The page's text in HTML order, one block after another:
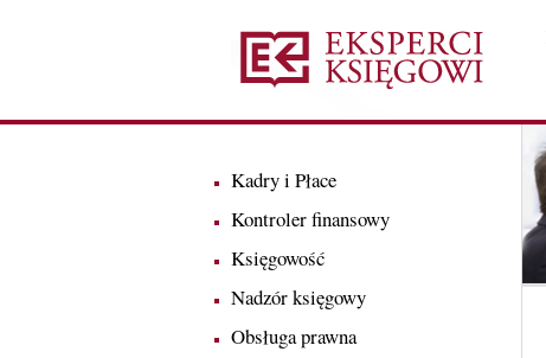
Kadry i Płace
Kontroler finansowy
Księgowość
Nadzór księgowy
Obsługa prawna